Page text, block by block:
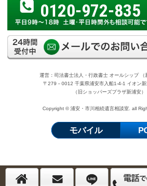
0120-972-835
運営：司法書士法人・行政書士 オールシップ （
〒279－0012 千葉県浦安市入船1-4-1 イオン
（旧ショッパーズプラザ新浦安）
Copyright © 浦安・市川相続遺言相談室. all
モバイル